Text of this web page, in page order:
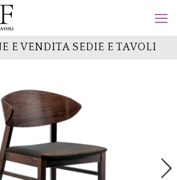
E VENDITA SEDIE E TAVOLI